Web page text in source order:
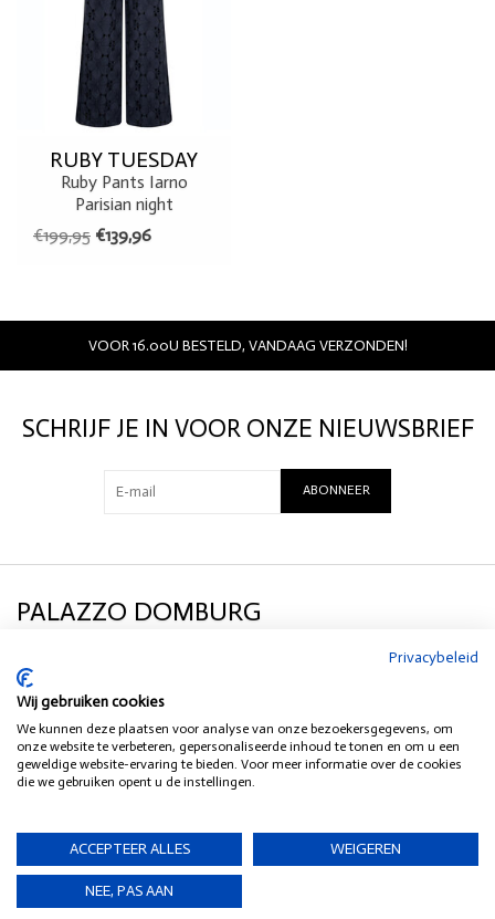
RUBY TUESDAY
Ruby Pants Iarno
Parisian night
€199,95 €139,96
VOOR 16.00U BESTELD, VANDAAG VERZONDEN!
SCHRIJF JE IN VOOR ONZE NIEUWSBRIEF
ABONNEER
PALAZZO DOMBURG
KLANTENSERVICE
SOCIAL MEDIA
Privacybeleid
Wij gebruiken cookies
We kunnen deze plaatsen voor analyse van onze bezoekersgegevens, om
onze website te verbeteren, gepersonaliseerde inhoud te tonen en om u een
geweldige website-ervaring te bieden. Voor meer informatie over de cookies
die we gebruiken opent u de instellingen.
ACCEPTEER ALLES WEIGEREN
NEE, PAS AAN